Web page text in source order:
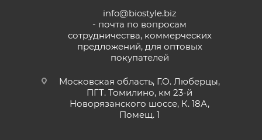
info@biostyle.biz
- почта по вопросам
сотрудничества, коммерческих
предложений, для оптовых
покупателей
Московская область, Г.О. Люберцы,
ПГТ. Томилино, км 23-й
Новорязанского шоссе, К. 18А,
Помещ. 1